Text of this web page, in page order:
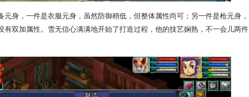
元身，一件是衣服元身，虽然防御稍低，但整体属性尚可；另一件是枪元身，
有双加属性。雪无信心满满地开始了打造过程，他的技艺娴熟，不一会儿两件